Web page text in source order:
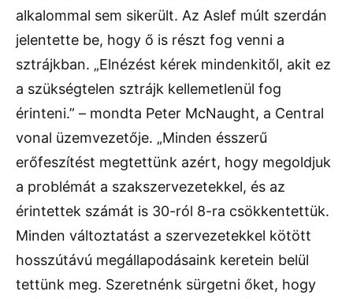
alkalommal sem sikerült. Az Aslef múlt szerdán
jelentette be, hogy ő is részt fog venni a
sztrájkban. „Elnézést kérek mindenkitől, akit ez
a szükségtelen sztrájk kellemetlenül fog
érinteni.” – mondta Peter McNaught, a Central
vonal üzemvezetője. „Minden ésszerű
erőfeszítést megtettünk azért, hogy megoldjuk
a problémát a szakszervezetekkel, és az
érintettek számát is 30-ról 8-ra csökkentettük.
Minden változtatást a szervezetekkel kötött
hosszútávú megállapodásaink keretein belül
tettünk meg. Szeretnénk sürgetni őket, hogy